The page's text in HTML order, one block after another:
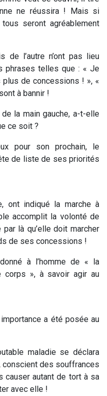
ne réussira ! Mais si
tous seront agréablement
de l’autre n’ont pas lieu
phrases telles que : « Je
de concessions ! », «
à bannir !
la main gauche, a-t-elle
ce soit ?
pour son prochain, le
de liste de ses priorités
ont indiqué la marche à
accomplit la volonté de
là qu’elle doit marcher
de ses concessions !
à l’homme de « la
corps », à savoir agir au
a été posée au
maladie se déclara
conscient des souffrances
causer autant de tort à sa
avec elle !